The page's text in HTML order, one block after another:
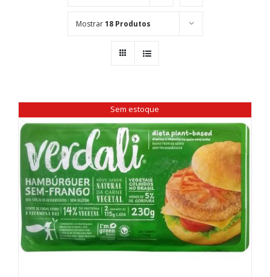
Mostrar18 Produtos
Sem estoque